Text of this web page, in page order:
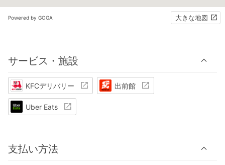
Powered by GOGA 大きな地図
サービス・施設
KFCデリバリー 出前館
Uber Eats
支払い方法